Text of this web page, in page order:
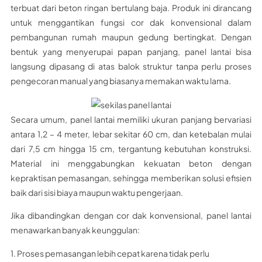
terbuat dari beton ringan bertulang baja. Produk ini dirancang
untuk menggantikan fungsi cor dak konvensional dalam
pembangunan rumah maupun gedung bertingkat. Dengan
bentuk yang menyerupai papan panjang, panel lantai bisa
langsung dipasang di atas balok struktur tanpa perlu proses
pengecoran manual yang biasanya memakan waktu lama.
Secara umum, panel lantai memiliki ukuran panjang bervariasi
antara 1,2 – 4 meter, lebar sekitar 60 cm, dan ketebalan mulai
dari 7,5 cm hingga 15 cm, tergantung kebutuhan konstruksi.
Material ini menggabungkan kekuatan beton dengan
kepraktisan pemasangan, sehingga memberikan solusi efisien
baik dari sisi biaya maupun waktu pengerjaan.
Jika dibandingkan dengan cor dak konvensional, panel lantai
menawarkan banyak keunggulan:
1. Proses pemasangan lebih cepat karena tidak perlu